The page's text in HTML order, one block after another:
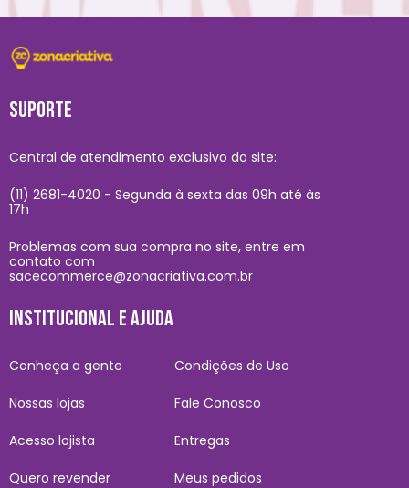
SUPORTE
Central de atendimento exclusivo do site:
(11) 2681-4020 - Segunda à sexta das 09h até às
17h
Problemas com sua compra no site, entre em
contato com
sacecommerce@zonacriativa.com.br
INSTITUCIONAL E AJUDA
Conheça a gente
Nossas lojas
Acesso lojista
Quero revender
Condições de Uso
Fale Conosco
Entregas
Meus pedidos